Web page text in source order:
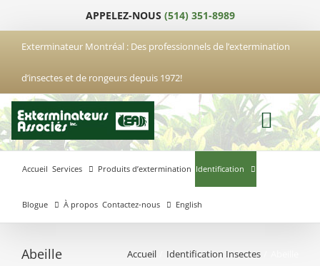
contenu
APPELEZ-NOUS (514) 351-8989
Exterminateur Montréal : Des professionnels de l’extermination
d’insectes et de rongeurs depuis 1972!
Accueil Services Produits d’extermination Identification
Blogue À propos Contactez-nous
Exterminateur
Exterminateur
Exterminateur
English
Abeille Accueil Identification Insectes